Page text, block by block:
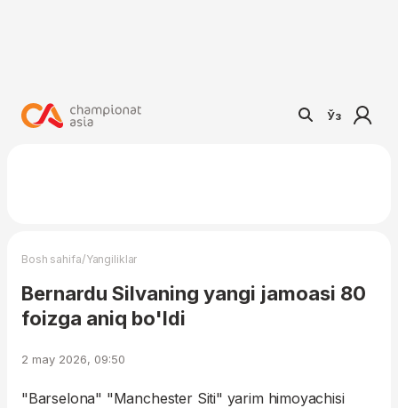
Ўз
Bosh sahifa/Yangiliklar
Bernardu Silvaning yangi jamoasi 80
foizga aniq bo'ldi
2 may 2026, 09:50
"Barselona" "Manchester Siti" yarim himoyachisi